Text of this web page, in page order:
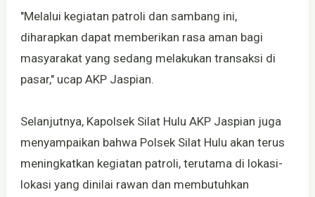
"Melalui kegiatan patroli dan sambang ini,
diharapkan dapat memberikan rasa aman bagi
masyarakat yang sedang melakukan transaksi di
pasar," ucap AKP Jaspian.
Selanjutnya, Kapolsek Silat Hulu AKP Jaspian juga
menyampaikan bahwa Polsek Silat Hulu akan terus
meningkatkan kegiatan patroli, terutama di lokasi-
lokasi yang dinilai rawan dan membutuhkan